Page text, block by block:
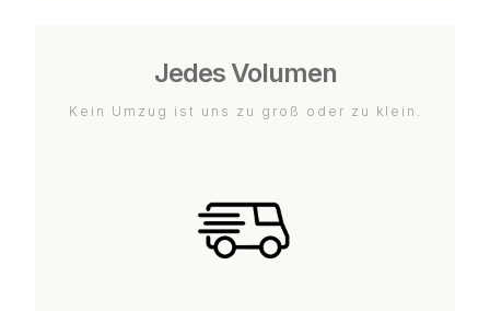
Jedes Volumen
Kein Umzug ist uns zu groß oder zu klein.